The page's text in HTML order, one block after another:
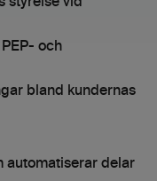
styrelse vid
och
bland kundernas
automatiserar delar